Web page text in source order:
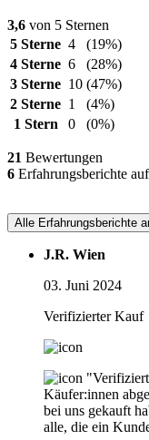
3,6 von 5 Sternen
5 Sterne 4
(19%)
4 Sterne 6
(28%)
3 Sterne 10 (47%)
2 Sterne 1
(4%)
1 Stern
0 (0%)
21 Bewertungen
6 Erfahrungsberichte
Alle Erfahrungsberichte
J.R. Wien
03. Juni 2024
Verifizierter Kauf
Käufer:innen
bei uns gekauft
alle, die ein